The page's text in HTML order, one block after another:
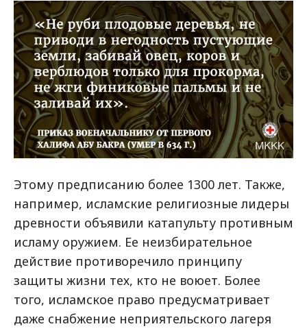
Этому предписанию более 1300 лет. Также,
например, исламские религиозные лидеры
древности объявили катапульту противным
исламу оружием. Ее неизбирательное
действие противоречило принципу
защиты жизни тех, кто не воюет. Более
того, исламское право предусматривает
даже снабжение неприятельского лагеря